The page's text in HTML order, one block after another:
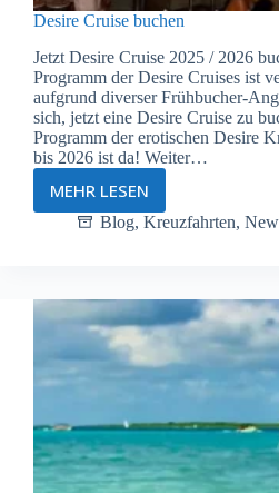
Desire Cruise buchen
Jetzt Desire Cruise 2025 / 2026
Programm der Desire Cruises ist
aufgrund diverser Frühbucher-
sich, jetzt eine Desire Cruise zu
Programm der erotischen Desire
bis 2026 ist da! Weiter…
MEHR LESEN
Desire
Cruise
Blog, Kreuzfahrten,